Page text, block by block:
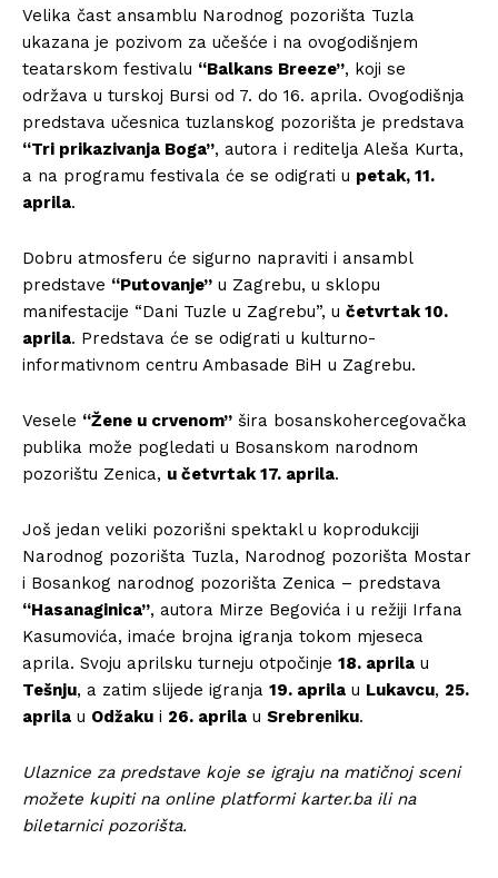
Velika čast ansamblu Narodnog pozorišta Tuzla
ukazana je pozivom za učešće i na ovogodišnjem
teatarskom festivalu “Balkans Breeze”, koji se
održava u turskoj Bursi od 7. do 16. aprila. Ovogodišnja
predstava učesnica tuzlanskog pozorišta je predstava
“Tri prikazivanja Boga”, autora i reditelja Aleša Kurta,
a na programu festivala će se odigrati u petak, 11.
aprila.
Dobru atmosferu će sigurno napraviti i ansambl
predstave “Putovanje” u Zagrebu, u sklopu
manifestacije “Dani Tuzle u Zagrebu”, u četvrtak 10.
aprila. Predstava će se odigrati u kulturno-
informativnom centru Ambasade BiH u Zagrebu.
Vesele “Žene u crvenom” šira bosanskohercegovačka
publika može pogledati u Bosanskom narodnom
pozorištu Zenica, u četvrtak 17. aprila.
Još jedan veliki pozorišni spektakl u koprodukciji
Narodnog pozorišta Tuzla, Narodnog pozorišta Mostar
i Bosankog narodnog pozorišta Zenica – predstava
“Hasanaginica”, autora Mirze Begovića i u režiji Irfana
Kasumovića, imaće brojna igranja tokom mjeseca
aprila. Svoju aprilsku turneju otpočinje 18. aprila u
Tešnju, a zatim slijede igranja 19. aprila u Lukavcu, 25.
aprila u Odžaku i 26. aprila u Srebreniku.
Ulaznice za predstave koje se igraju na matičnoj sceni
možete kupiti na online platformi karter.ba ili na
biletarnici pozorišta.